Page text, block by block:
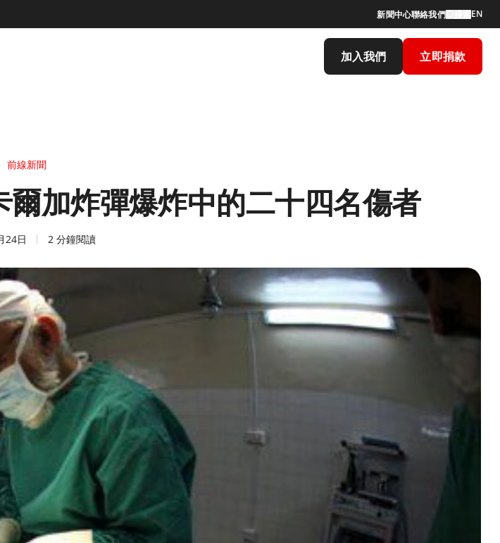
新聞中心聯絡我們 EN
加入我們 立即捐款
前線新聞
加炸彈爆炸中的二十四名傷者
24日 2 分鐘閱讀